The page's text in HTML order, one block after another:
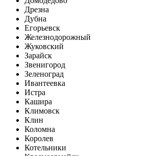
Дрезна
Дубна
Егорьевск
Железнодорожный
Жуковский
Зарайск
Звенигород
Зеленоград
Ивантеевка
Истра
Кашира
Климовск
Клин
Коломна
Королев
Котельники